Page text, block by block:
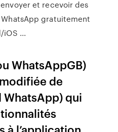
et recevoir des
gratuitement
iOS ...
WhatsAppGB)
de
qui